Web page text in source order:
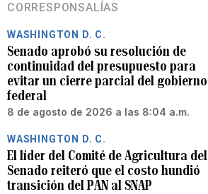
CORRESPONSALÍAS
WASHINGTON D. C.
Senado aprobó su resolución de
continuidad del presupuesto para
evitar un cierre parcial del gobierno
federal
8 de agosto de 2026 a las 8:04 a.m.
WASHINGTON D. C.
El líder del Comité de Agricultura del
Senado reiteró que el costo hundió
transición del PAN al SNAP